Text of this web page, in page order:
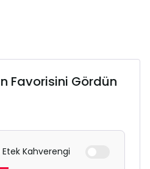
Favorisini Gördün
Etek Kahverengi